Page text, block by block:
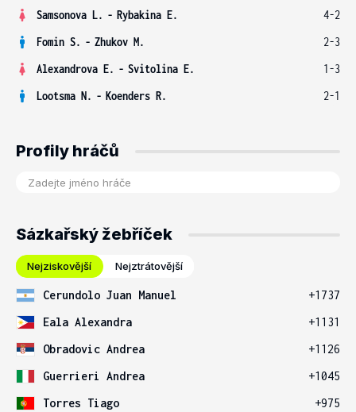
Samsonova L. - Rybakina E.
4-2
Fomin S. - Zhukov M.
2-3
Alexandrova E. - Svitolina E.
1-3
Lootsma N. - Koenders R. 2-1
Profily hráčů
Sázkařský žebříček
Nejziskovější Nejztrátovější
Cerundolo Juan Manuel
+1737
Eala Alexandra
+1131
Obradovic Andrea
+1126
Guerrieri Andrea
+1045
Torres Tiago
+975